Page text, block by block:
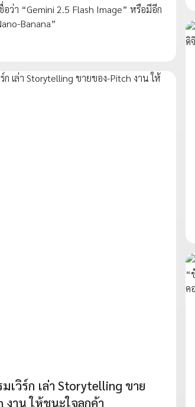
อว่า “Gemini 2.5 Flash Image” หรือมีอีก
Banana”
เวิร์ก เล่า Storytelling ขาย
งาน ให้ชนะใจลูกค้า